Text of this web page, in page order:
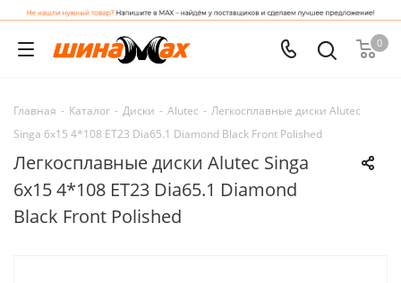
0
Главная - Каталог - Диски - Alutec - Легкосплавные диски Alutec
Singa 6x15 4*108 ET23 Dia65.1 Diamond Black Front Polished
Легкосплавные диски Alutec Singa
6x15 4*108 ET23 Dia65.1 Diamond
Black Front Polished